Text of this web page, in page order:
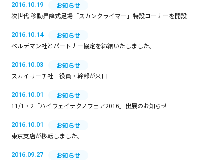
九州・沖縄（外部）
2016.10.19
お知らせ
次世代 移動昇降式足場「スカンクライマー」特設コーナーを開設
2016.10.14
お知らせ
ベルデマン社とパートナー協定を締結いたしました。
2016.10.03
お知らせ
スカイリーチ社 役員・幹部が来日
2016.10.01
お知らせ
11/1・2「ハイウェイテクノフェア2016」出展のお知らせ
2016.10.01
お知らせ
東京支店が移転しました。
2016.09.27
お知らせ